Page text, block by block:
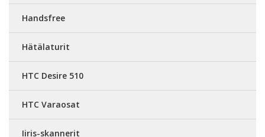
Handsfree
Hätälaturit
HTC Desire 510
HTC Varaosat
Iiris-skannerit